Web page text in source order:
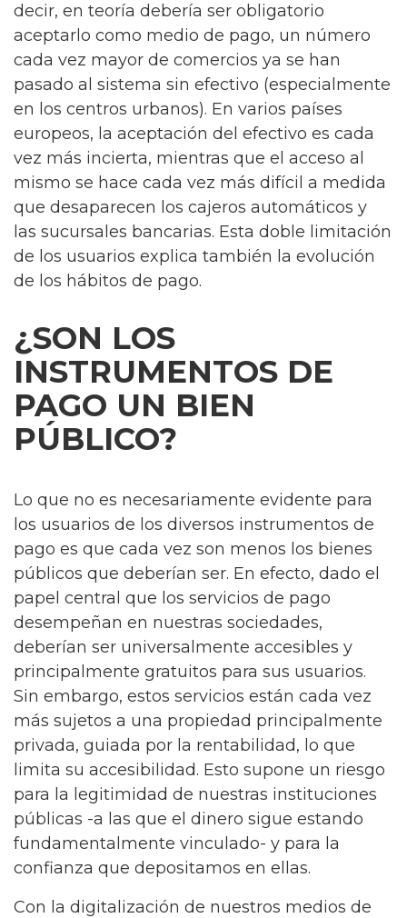
decir, en teoría debería ser obligatorio
aceptarlo como medio de pago, un número
cada vez mayor de comercios ya se han
pasado al sistema sin efectivo (especialmente
en los centros urbanos). En varios países
europeos, la aceptación del efectivo es cada
vez más incierta, mientras que el acceso al
mismo se hace cada vez más difícil a medida
que desaparecen los cajeros automáticos y
las sucursales bancarias. Esta doble limitación
de los usuarios explica también la evolución
de los hábitos de pago.
¿SON LOS
INSTRUMENTOS DE
PAGO UN BIEN
PÚBLICO?
Lo que no es necesariamente evidente para
los usuarios de los diversos instrumentos de
pago es que cada vez son menos los bienes
públicos que deberían ser. En efecto, dado el
papel central que los servicios de pago
desempeñan en nuestras sociedades,
deberían ser universalmente accesibles y
principalmente gratuitos para sus usuarios.
Sin embargo, estos servicios están cada vez
más sujetos a una propiedad principalmente
privada, guiada por la rentabilidad, lo que
limita su accesibilidad. Esto supone un riesgo
para la legitimidad de nuestras instituciones
públicas -a las que el dinero sigue estando
fundamentalmente vinculado- y para la
confianza que depositamos en ellas.
Con la digitalización de nuestros medios de